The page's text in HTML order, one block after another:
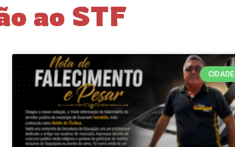
ao STF